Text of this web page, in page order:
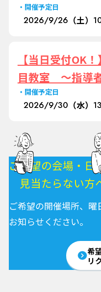
開催予定日
2026/9/26 （土）
【当日受付OK
目教室 ～指導
開催予定日
2026/9/30 （水）
ご希望の会場・日
見当たらない方
ご希望の開催場所、
お知らせください。
希
リ